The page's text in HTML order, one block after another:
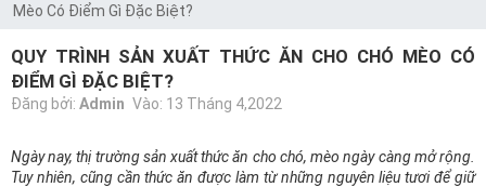
Mèo Có Điểm Gì Đặc Biệt?
QUY TRÌNH SẢN XUẤT THỨC ĂN CHO CHÓ MÈO CÓ
ĐIỂM GÌ ĐẶC BIỆT?
Đăng bởi: Admin Vào: 13 Tháng 4,2022
Ngày nay, thị trường sản xuất thức ăn cho chó, mèo ngày càng mở rộng.
Tuy nhiên, cũng cần thức ăn được làm từ những nguyên liệu tươi để giữ